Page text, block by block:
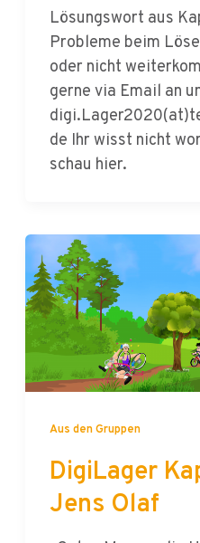
oder nicht
gerne via Email an
de Ihr wisst nicht
schau hier.
Aus den Gruppen
DigiLager
Jens Olaf
„Guten Morgen die